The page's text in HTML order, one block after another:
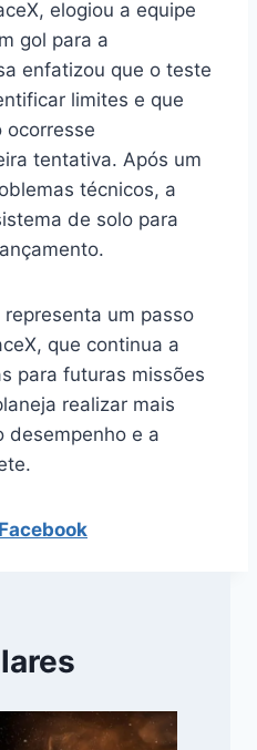
elogiou a equipe
gol para a
enfatizou que o teste
limites e que
ocorresse
tentativa. Após um
técnicos, a
de solo para
um passo
que continua a
para futuras missões
realizar mais
desempenho e a
Facebook